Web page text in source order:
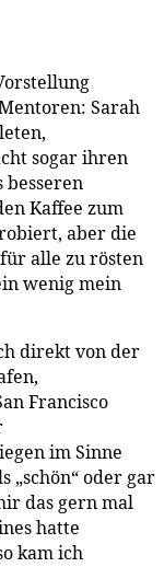
Sarah
sogar ihren
besseren
Kaffee zum
aber die
alle zu rösten
wenig mein
direkt von der
Francisco
im Sinne
„schön“ oder gar
das gern mal
hatte
kam ich